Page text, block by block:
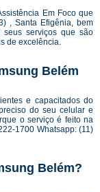
Em Foco que
, Santa Efigênia, bem
serviços que são
de excelência.
Belém
e capacitados do
do seu celular e
o serviço é feito na
1700 Whatsapp: (11)
Belém?